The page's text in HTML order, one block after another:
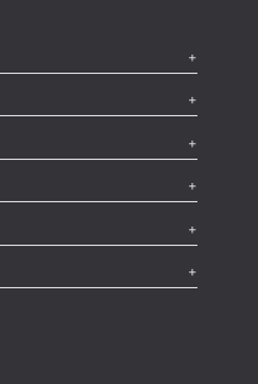
,Literární soutěž,